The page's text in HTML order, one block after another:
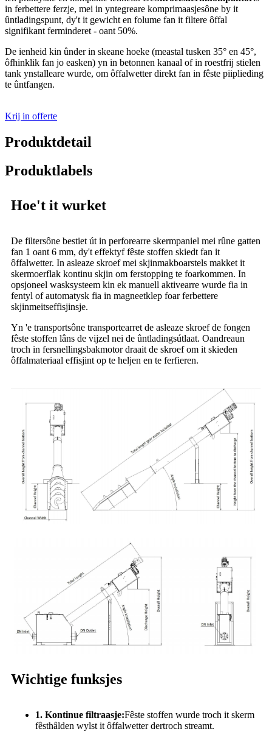
in ferbettere ferzje, mei in yntegreare komprimaasjesône by it
ûntladingspunt, dy't it gewicht en folume fan it filtere ôffal
signifikant ferminderet - oant 50%.
De ienheid kin ûnder in skeane hoeke (meastal tusken 35° en 45°,
ôfhinklik fan jo easken) yn in betonnen kanaal of in roestfrij stielen
tank ynstalleare wurde, om ôffalwetter direkt fan in fêste piiplieding
te ûntfangen.
Krij in offerte
Produktdetail
Produktlabels
Hoe't it wurket
De filtersône bestiet út in perforearre skermpaniel mei rûne gatten
fan 1 oant 6 mm, dy't effektyf fêste stoffen skiedt fan it
ôffalwetter. In asleaze skroef mei skjinmakboarstels makket it
skermoerflak kontinu skjin om ferstopping te foarkommen. In
opsjoneel wasksysteem kin ek manuell aktivearre wurde fia in
fentyl of automatysk fia in magneetklep foar ferbettere
skjinmeitseffisjinsje.
Yn 'e transportsône transportearret de asleaze skroef de fongen
fêste stoffen lâns de vijzel nei de ûntladingsútlaat. Oandreaun
troch in fersnellingsbakmotor draait de skroef om it skieden
ôffalmateriaal effisjint op te heljen en te ferfieren.
Wichtige funksjes
1. Kontinue filtraasje:Fêste stoffen wurde troch it skerm
fêsthâlden wylst it ôffalwetter dertroch streamt.